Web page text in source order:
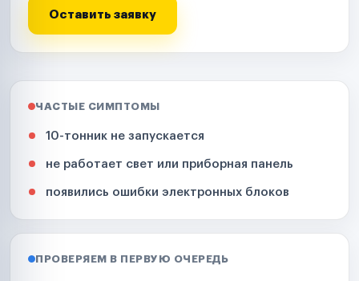
Оставить заявку
ЧАСТЫЕ СИМПТОМЫ
10-тонник не запускается
не работает свет или приборная панель
появились ошибки электронных блоков
ПРОВЕРЯЕМ В ПЕРВУЮ ОЧЕРЕДЬ